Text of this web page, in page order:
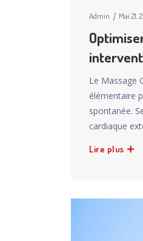
Admin Mai 21,
Le Massage
élémentaire
spontanée.
cardiaque
Lire plus